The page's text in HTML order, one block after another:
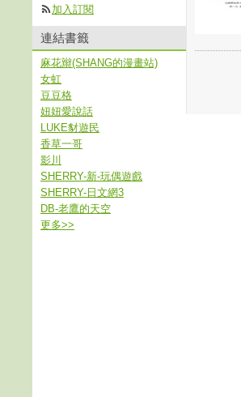
加入訂閱
連結書籤
麻花辮(SHANG的漫畫站)
女虹
豆豆格
妞妞愛說話
LUKE豺遊民
香草一哥
影川
SHERRY-新-玩偶遊戲
SHERRY-日文網3
DB-老鷹的天空
更多>>